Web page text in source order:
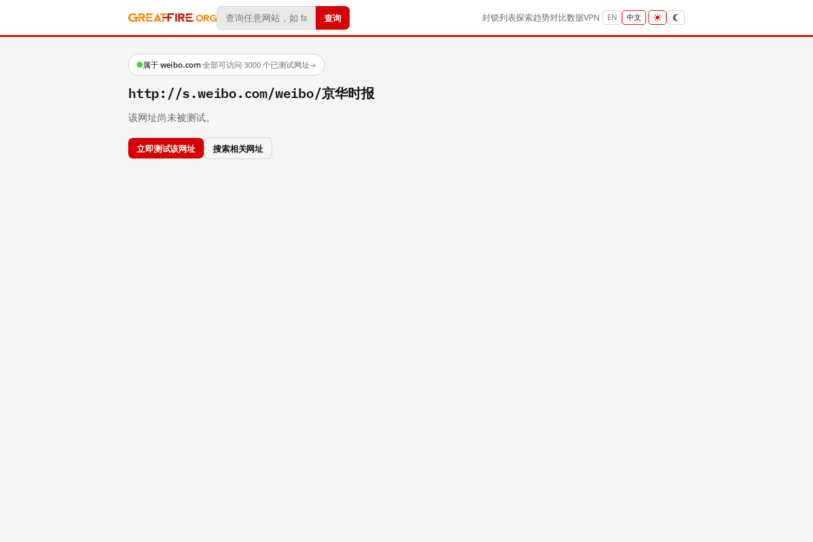
查询 封锁列表探索趋势对比数据VPN EN 中文
属于 weibo.com·全部可访问·3000 个已测试网址→
http://s.weibo.com/weibo/京华时报
该网址尚未被测试。
立即测试该网址 搜索相关网址